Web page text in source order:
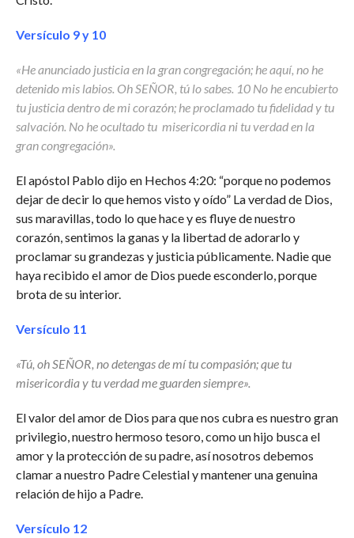
Versículo 9 y 10
«He anunciado justicia en la gran congregación; he aquí, no he
detenido mis labios. Oh SEÑOR, tú lo sabes. 10 No he encubierto
tu justicia dentro de mi corazón; he proclamado tu fidelidad y tu
salvación. No he ocultado tu misericordia ni tu verdad en la
gran congregación».
El apóstol Pablo dijo en Hechos 4:20: “porque no podemos
dejar de decir lo que hemos visto y oído” La verdad de Dios,
sus maravillas, todo lo que hace y es fluye de nuestro
corazón, sentimos la ganas y la libertad de adorarlo y
proclamar su grandezas y justicia públicamente. Nadie que
haya recibido el amor de Dios puede esconderlo, porque
brota de su interior.
Versículo 11
«Tú, oh SEÑOR, no detengas de mí tu compasión; que tu
misericordia y tu verdad me guarden siempre».
El valor del amor de Dios para que nos cubra es nuestro gran
privilegio, nuestro hermoso tesoro, como un hijo busca el
amor y la protección de su padre, así nosotros debemos
clamar a nuestro Padre Celestial y mantener una genuina
relación de hijo a Padre.
Versículo 12